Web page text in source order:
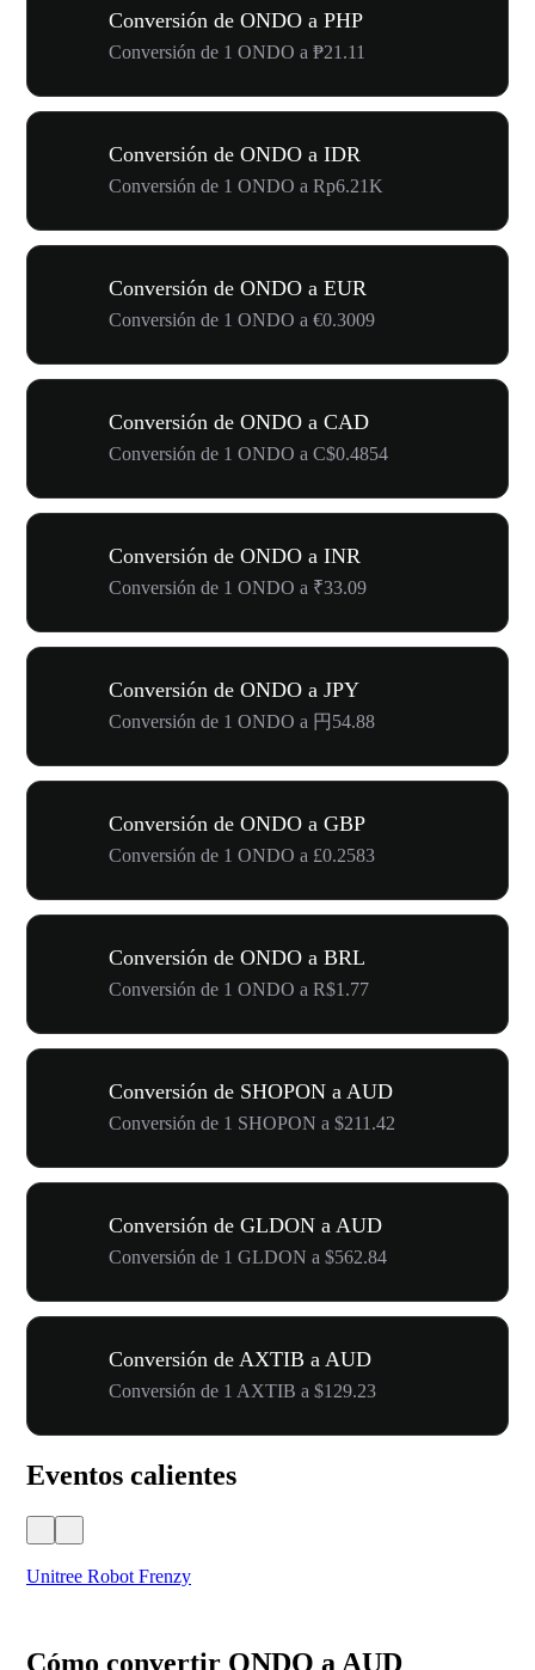
Conversión de ONDO a PHP
Conversión de 1 ONDO a ₱21.11
Conversión de ONDO a IDR
Conversión de 1 ONDO a Rp6.21K
Conversión de ONDO a EUR
Conversión de 1 ONDO a €0.3009
Conversión de ONDO a CAD
Conversión de 1 ONDO a C$0.4854
Conversión de ONDO a INR
Conversión de 1 ONDO a ₹33.09
Conversión de ONDO a JPY
Conversión de 1 ONDO a 円54.88
Conversión de ONDO a GBP
Conversión de 1 ONDO a £0.2583
Conversión de ONDO a BRL
Conversión de 1 ONDO a R$1.77
Conversión de SHOPON a AUD
Conversión de 1 SHOPON a $211.42
Conversión de GLDON a AUD
Conversión de 1 GLDON a $562.84
Conversión de AXTIB a AUD
Conversión de 1 AXTIB a $129.23
Eventos calientes
Unitree Robot Frenzy
Cómo convertir ONDO a AUD